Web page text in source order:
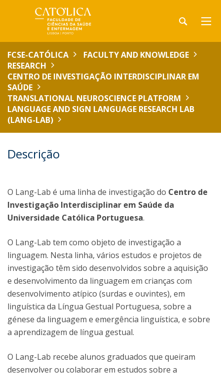
FCSE-CATÓLICA
FACULTY AND KNOWLEDGE
RESEARCH
CENTRO DE INVESTIGAÇÃO INTERDISCIPLINAR EM
SAÚDE
TRANSLATIONAL NEUROSCIENCE PLATFORM
LANGUAGE AND SIGN LANGUAGE RESEARCH LAB
(LANG-LAB)
Descrição
O Lang-Lab é uma linha de investigação do Centro de
Investigação Interdisciplinar em Saúde da
Universidade Católica Portuguesa.
O Lang-Lab tem como objeto de investigação a
linguagem. Nesta linha, vários estudos e projetos de
investigação têm sido desenvolvidos sobre a aquisição
e desenvolvimento da linguagem em crianças com
desenvolvimento atípico (surdas e ouvintes), em
linguística da Língua Gestual Portuguesa, sobre a
génese da linguagem e emergência linguística, e sobre
a aprendizagem de língua gestual.
O Lang-Lab recebe alunos graduados que queiram
desenvolver ou colaborar em estudos sobre a